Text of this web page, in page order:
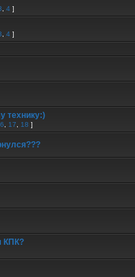
4 ]
4 ]
технику:)
17 18 ]
КПК?